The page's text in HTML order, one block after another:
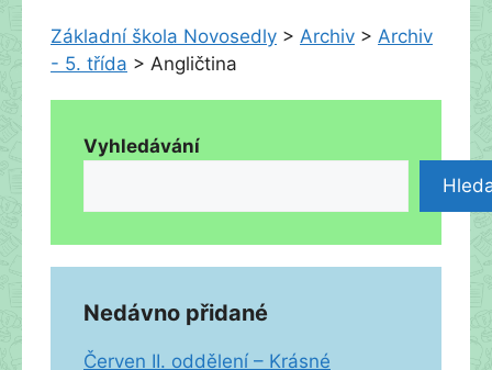
Základní škola Novosedly > Archiv > Archiv
- 5. třída > Angličtina
Vyhledávání
Nedávno přidané
Červen II. oddělení – Krásné